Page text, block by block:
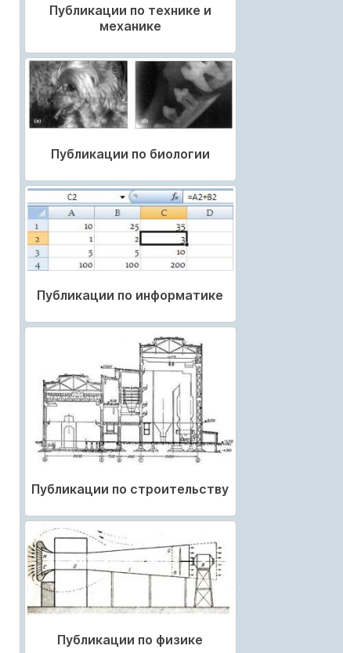
Публикации по технике и
механике
Публикации по биологии
Публикации по информатике
Публикации по строительству
Публикации по физике